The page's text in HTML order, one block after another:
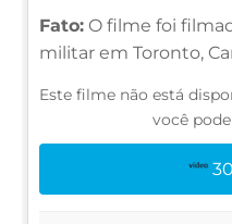
Fato: O filme foi
militar em Toronto,
Este filme não está
você